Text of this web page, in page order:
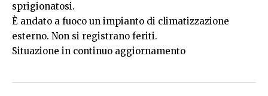
sprigionatosi.
È andato a fuoco un impianto di climatizzazione
esterno. Non si registrano feriti.
Situazione in continuo aggiornamento